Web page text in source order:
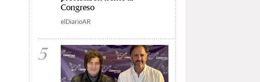
Congreso
elDiarioAR
5